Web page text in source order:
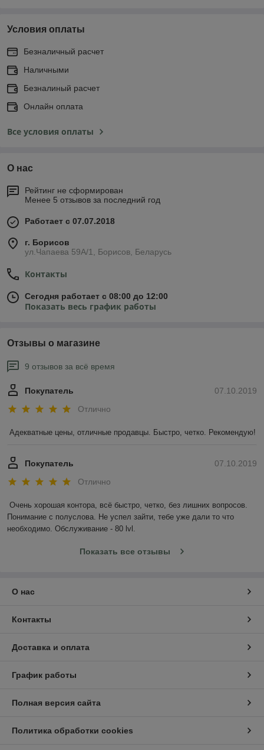
Условия оплаты
Безналичный расчет
Наличными
Безналиный расчет
Онлайн оплата
Все условия оплаты
О нас
Рейтинг не сформирован
Менее 5 отзывов за последний год
Работает с 07.07.2018
г. Борисов
ул.Чапаева 59А/1, Борисов, Беларусь
Контакты
Сегодня работает с 08:00 до 12:00
Показать весь график работы
Отзывы о магазине
9 отзывов за всё время
07.10.2019
Покупатель
Отлично
07.10.2019
Покупатель
Отлично
Очень хорошая контора, всё быстро, четко, без лишних вопросов.
Понимание с полуслова. Не успел зайти, тебе уже дали то что
необходимо. Обслуживание - 80 lvl.
Показать все отзывы
О нас
Контакты
Доставка и оплата
График работы
Полная версия сайта
Политика обработки cookies